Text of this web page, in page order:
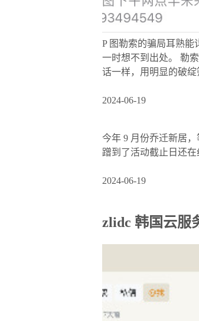
P 图勒索的骗局耳熟
一时想不到出处。 勒
话一样，用明显的破
2024-06-19
今年 9 月份乔迁新居
蹭到了活动截止日还
2024-06-19
zlidc 韩国云服